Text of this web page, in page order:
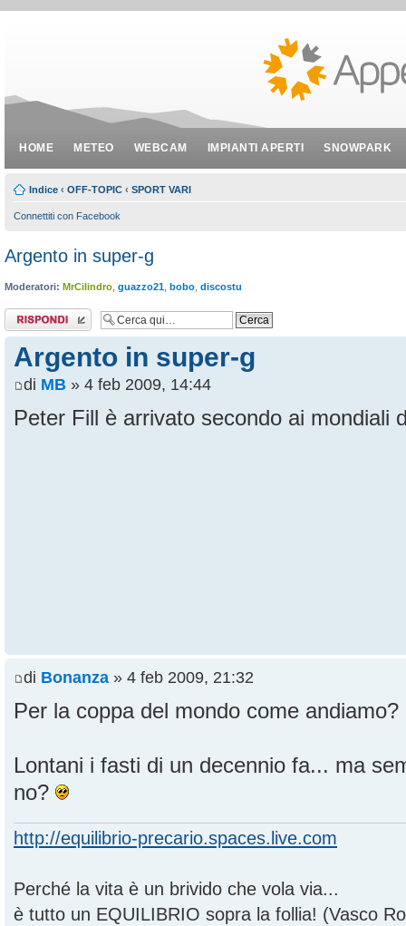
HOME METEO WEBCAM IMPIANTI APERTI SNOWPARK
Indice ‹ OFF-TOPIC ‹ SPORT VARI
Connettiti con Facebook
Argento in super-g
Moderatori: MrCilindro guazzo21 bobo discostu
Rispondi al
messaggio
Argento in super-g
di MB » 4 feb 2009, 14:44
Peter Fill è arrivato secondo ai mondiali
di Bonanza » 4 feb 2009, 21:32
Per la coppa del mondo come andiamo?
Lontani i fasti di un decennio fa... ma
no?
http://equilibrio-precario.spaces.live.com
Perché la vita è un brivido che vola via...
è tutto un EQUILIBRIO sopra la follia! (Vasco